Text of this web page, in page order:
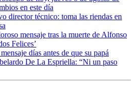
en este día
director técnico: toma las riendas en
mensaje tras la muerte de Alfonso
Felices’
días antes de que su papá
De La Espriella: “Ni un paso